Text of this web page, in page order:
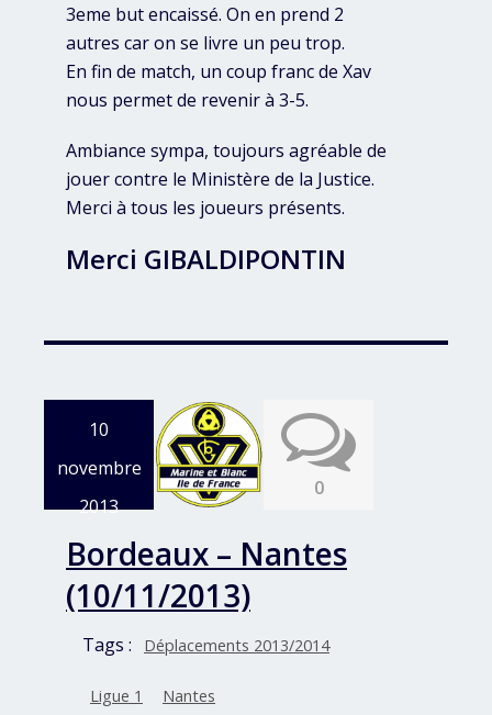
3eme but encaissé. On en prend 2
autres car on se livre un peu trop.
En fin de match, un coup franc de Xav
nous permet de revenir à 3-5.
Ambiance sympa, toujours agréable de
jouer contre le Ministère de la Justice.
Merci à tous les joueurs présents.
Merci GIBALDIPONTIN
10
novembre
2013
0
Bordeaux – Nantes
(10/11/2013)
Tags : Déplacements 2013/2014
Ligue 1 Nantes